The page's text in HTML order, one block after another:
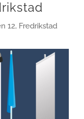
12, Fredrikstad